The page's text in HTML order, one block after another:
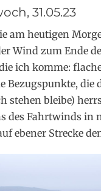
31.05.23
am heutigen
Wind zum Ende
ich komme:
Bezugspunkte, die
stehen bleibe)
des Fahrtwinds in
ebener Strecke